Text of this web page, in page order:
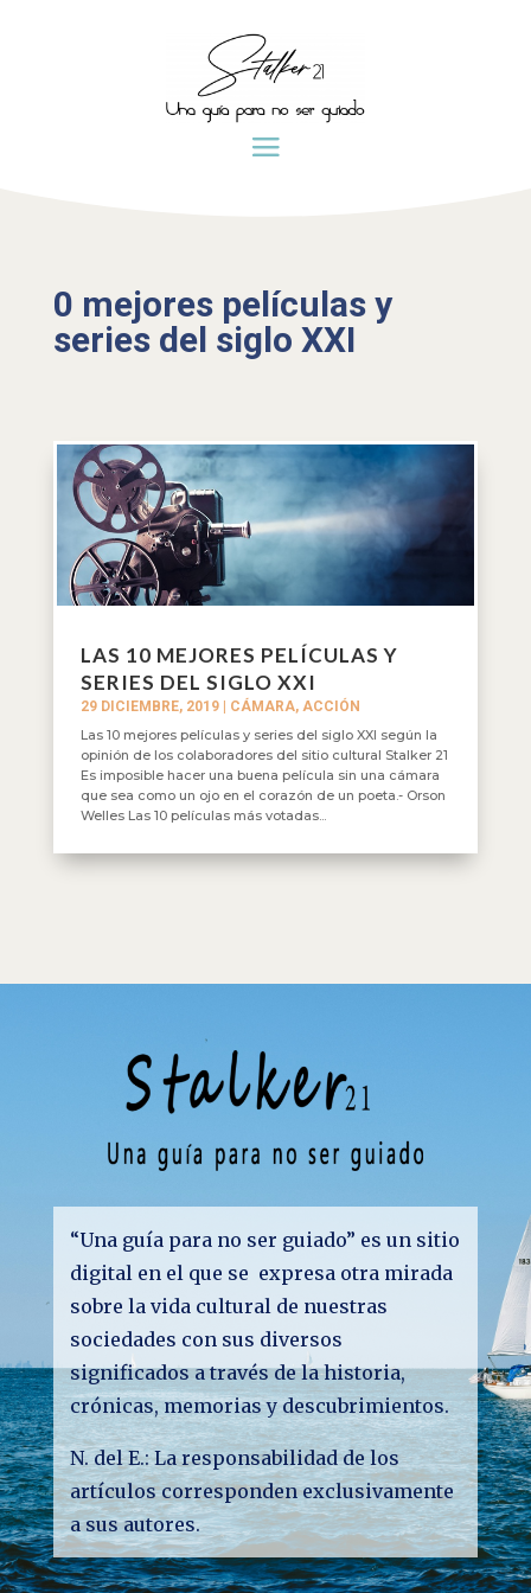
0 mejores películas y
series del siglo XXI
LAS 10 MEJORES PELÍCULAS Y
SERIES DEL SIGLO XXI
29 DICIEMBRE, 2019| CÁMARA, ACCIÓN
Las 10 mejores películas y series del siglo XXI según la
opinión de los colaboradores del sitio cultural Stalker 21
Es imposible hacer una buena película sin una cámara
que sea como un ojo en el corazón de un poeta.- Orson
Welles Las 10 películas más votadas...
“Una guía para no ser guiado” es un sitio
digital en el que se expresa otra mirada
sobre la vida cultural de nuestras
sociedades con sus diversos
significados a través de la historia,
crónicas, memorias y descubrimientos.
N. del E.: La responsabilidad de los
artículos corresponden exclusivamente
a sus autores.